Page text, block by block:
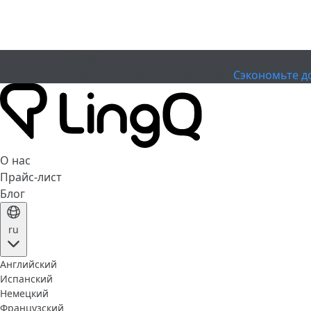
Сэкономьте
О нас
Прайс-лист
Блог
ru
Английский
Испанский
Немецкий
Французский